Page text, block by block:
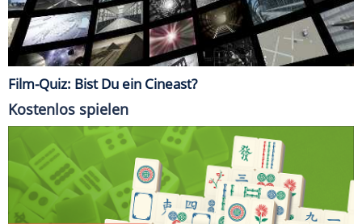
Film-Quiz: Bist Du ein Cineast?
Kostenlos spielen